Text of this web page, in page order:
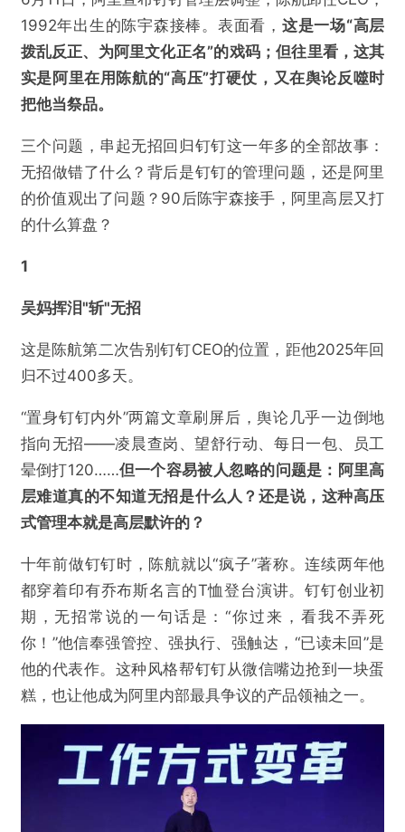
1992年出生的陈宇森接棒。表面看， 这是一场“高层
拨乱反正、为阿里文化正名”的戏码；但往里看，这其
实是阿里在用陈航的“高压”打硬仗，又在舆论反噬时
把他当祭品。
三个问题，串起无招回归钉钉这一年多的全部故事：
无招做错了什么？背后是钉钉的管理问题，还是阿里
的价值观出了问题？90后陈宇森接手，阿里高层又打
的什么算盘？
1
吴妈挥泪"斩"无招
这是陈航第二次告别钉钉CEO的位置，距他2025年回
归不过400多天。
“置身钉钉内外”两篇文章刷屏后，舆论几乎一边倒地
指向无招——凌晨查岗、望舒行动、每日一包、员工
晕倒打120……但一个容易被人忽略的问题是：阿里高
层难道真的不知道无招是什么人？还是说，这种高压
式管理本就是高层默许的？
十年前做钉钉时，陈航就以“疯子”著称。连续两年他
都穿着印有乔布斯名言的T恤登台演讲。钉钉创业初
期，无招常说的一句话是：“你过来，看我不弄死
你！”他信奉强管控、强执行、强触达，“已读未回”是
他的代表作。这种风格帮钉钉从微信嘴边抢到一块蛋
糕，也让他成为阿里内部最具争议的产品领袖之一。